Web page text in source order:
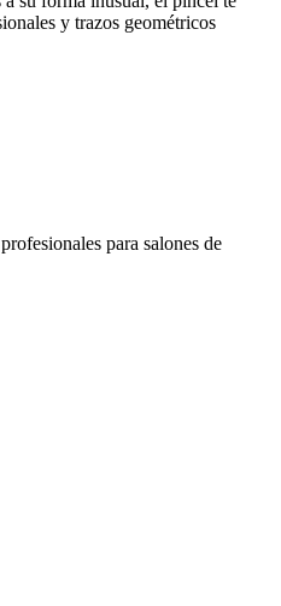
y trazos geométricos
para salones de